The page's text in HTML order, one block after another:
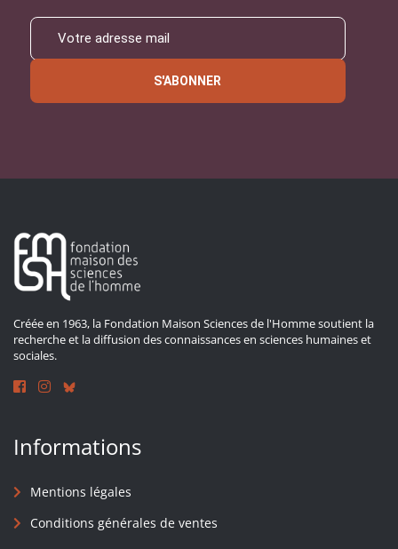
S'ABONNER
Créée en 1963, la Fondation Maison Sciences de l'Homme soutient la
recherche et la diffusion des connaissances en sciences humaines et
sociales.
Informations
Mentions légales
Conditions générales de ventes